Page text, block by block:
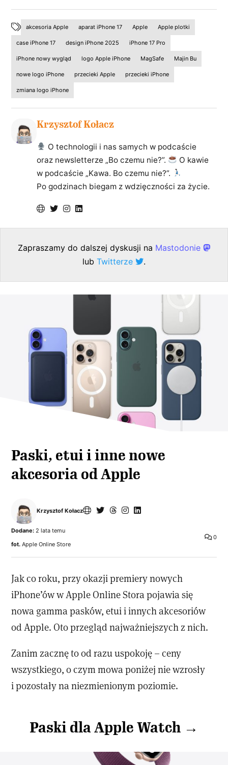
akcesoria Apple aparat iPhone 17 Apple Apple plotki
case iPhone 17 design iPhone 2025 iPhone 17 Pro
iPhone nowy wygląd logo Apple iPhone MagSafe Majin Bu
nowe logo iPhone przecieki Apple przecieki iPhone
zmiana logo iPhone
Krzysztof Kołacz
O technologii i nas samych w podcaście
oraz newsletterze „Bo czemu nie?”.
O kawie
w podcaście „Kawa. Bo czemu nie?”.
Po godzinach biegam z wdzięczności za życie.
Zapraszamy do dalszej dyskusji na Mastodonie
lub Twitterze .
Paski, etui i inne nowe
akcesoria od Apple
Krzysztof Kołacz
0
Dodane: 2 lata temu
fot. Apple Online Store
Jak co roku, przy okazji premiery nowych
iPhone’ów w Apple Online Stora pojawia się
nowa gamma pasków, etui i innych akcesoriów
od Apple. Oto przegląd najważniejszych z nich.
Zanim zacznę to od razu uspokoję – ceny
wszystkiego, o czym mowa poniżej nie wzrosły
i pozostały na niezmienionym poziomie.
Paski dla Apple Watch →